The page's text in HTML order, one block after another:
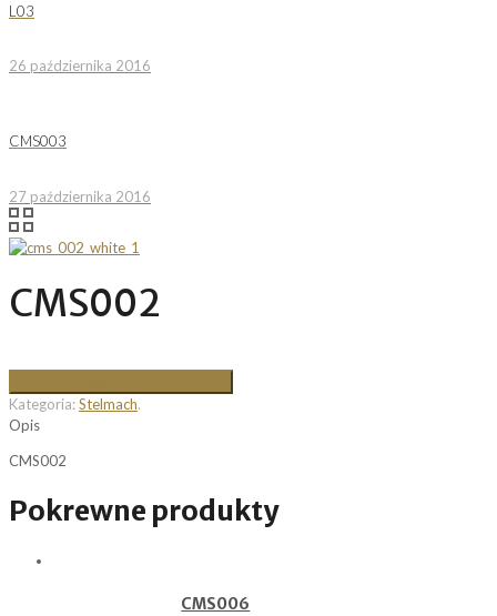
L03
26 października 2016
CMS003
27 października 2016
CMS002
Kategoria:Stelmach.
Opis
CMS002
Pokrewne produkty
CMS006